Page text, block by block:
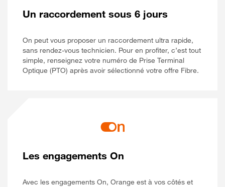
Un raccordement sous 6 jours
On peut vous proposer un raccordement ultra rapide,
sans rendez-vous technicien. Pour en profiter, c’est tout
simple, renseignez votre numéro de Prise Terminal
Optique (PTO) après avoir sélectionné votre offre Fibre.
Les engagements On
Avec les engagements On, Orange est à vos côtés et